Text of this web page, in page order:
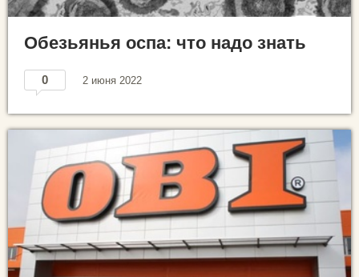
Обезьянья оспа: что надо знать
0 2 июня 2022